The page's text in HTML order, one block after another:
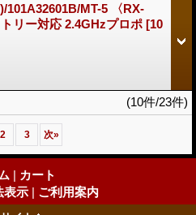
101A32601B/MT-5 〈RX-
リー対応 2.4GHzプロポ [10
(10件/23件)
2 3 次»
| カート
表示 | ご利用案内